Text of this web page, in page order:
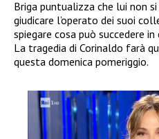
Briga puntualizza che lui non
giudicare l’operato dei suoi
spiegare cosa può succedere
La tragedia di Corinaldo farà
questa domenica pomeriggio.